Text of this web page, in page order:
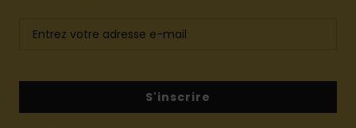
S'inscrire